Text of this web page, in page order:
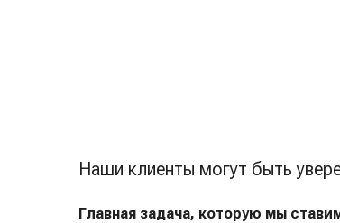
Наши клиенты могут быть
Главная задача, которую мы